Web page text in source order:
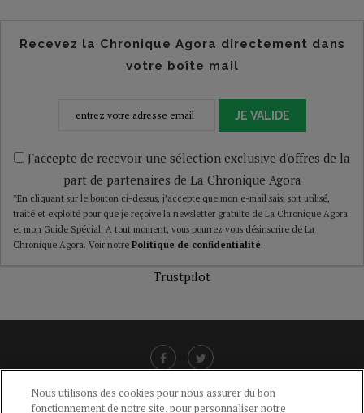
Recevez la Chronique Agora directement dans
votre boîte mail
JE VALIDE
J'accepte de recevoir une sélection exclusive d'offres de la
part de partenaires de La Chronique Agora
*En cliquant sur le bouton ci-dessus, j’accepte que mon e-mail saisi soit utilisé,
traité et exploité pour que je reçoive la newsletter gratuite de La Chronique Agora
et mon Guide Spécial. A tout moment, vous pourrez vous désinscrire de La
Chronique Agora. Voir notre Politique de confidentialité.
Trustpilot
Nous utilisons des cookies pour nous assurer du bon
fonctionnement de notre site, pour personnaliser notre